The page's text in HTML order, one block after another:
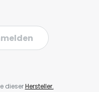
dieserHersteller.